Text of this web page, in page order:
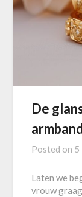
De
Posted on 5
Laten we
vrouw